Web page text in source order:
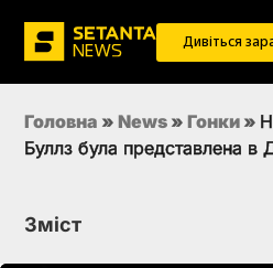
Дивіться
Головна » News » Гонки »
Буллз була представлена в
Зміст